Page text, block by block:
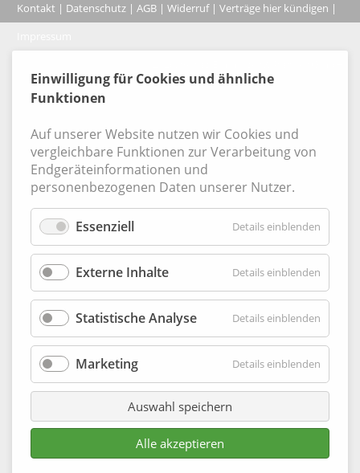
Kontakt | Datenschutz | AGB | Widerruf| Verträge hier kündigen |
Einwilligung für Cookies und ähnliche
Funktionen
Auf unserer Website nutzen wir Cookies und
vergleichbare Funktionen zur Verarbeitung von
Endgeräteinformationen und
personenbezogenen Daten unserer Nutzer.
Essenziell Details einblenden
Externe Inhalte Details einblenden
Externe
Inhalte
Statistische Analyse Details einblenden
Analyse
Marketing Details einblenden
Auswahl speichern
Alle akzeptieren